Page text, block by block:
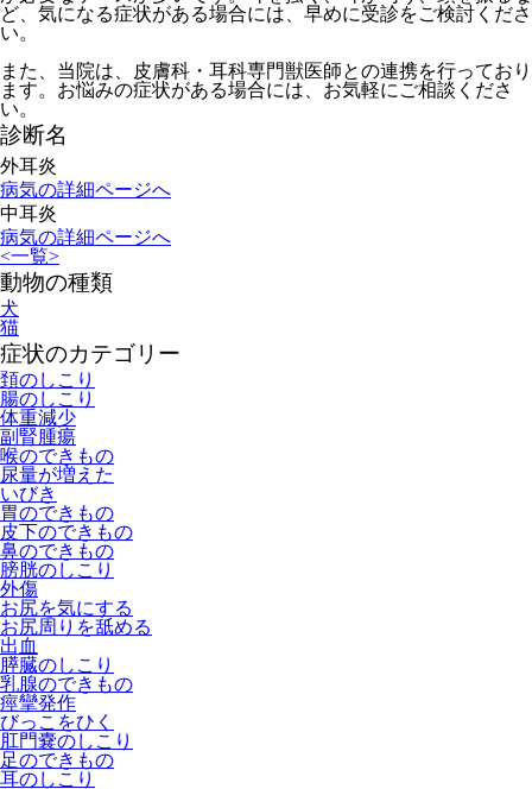
ど、気になる症状がある場合には、早めに受診をご検討くださ
い。
また、当院は、皮膚科・耳科専門獣医師との連携を行っており
ます。お悩みの症状がある場合には、お気軽にご相談くださ
い。
診断名
外耳炎
病気の詳細ページへ
中耳炎
病気の詳細ページへ
<一覧>
動物の種類
犬
猫
症状のカテゴリー
頚のしこり
腸のしこり
体重減少
副腎腫瘍
喉のできもの
尿量が増えた
いびき
胃のできもの
皮下のできもの
鼻のできもの
膀胱のしこり
外傷
お尻を気にする
お尻周りを舐める
出血
膵臓のしこり
乳腺のできもの
痙攣発作
びっこをひく
肛門嚢のしこり
足のできもの
耳のしこり